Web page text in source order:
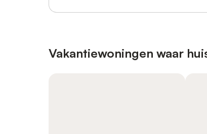
Vakantiewoningen waar